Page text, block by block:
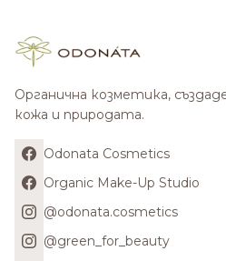
Органична козметика,
кожа и природата.
Odonata Cosmetics
Organic Make-Up Studio
@odonata.cosmetics
@green_for_beauty